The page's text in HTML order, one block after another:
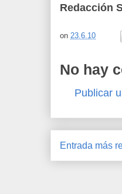
Redacción
on 23.6.10
No hay
Publicar
Entrada más